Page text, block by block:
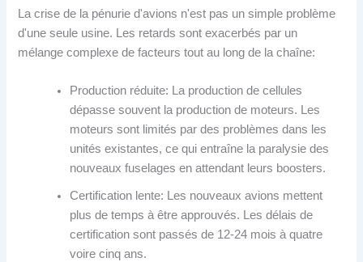
La crise de la pénurie d'avions n'est pas un simple problème
d'une seule usine. Les retards sont exacerbés par un
mélange complexe de facteurs tout au long de la chaîne:
Production réduite: La production de cellules
dépasse souvent la production de moteurs. Les
moteurs sont limités par des problèmes dans les
unités existantes, ce qui entraîne la paralysie des
nouveaux fuselages en attendant leurs boosters.
Certification lente: Les nouveaux avions mettent
plus de temps à être approuvés. Les délais de
certification sont passés de 12-24 mois à quatre
voire cinq ans.